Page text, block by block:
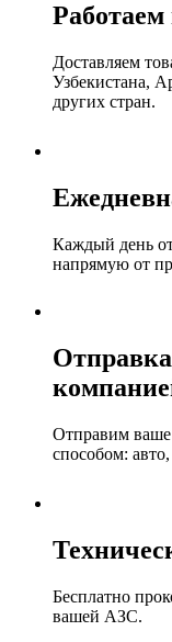
Доставляем
Узбекистана,
других стран.
Каждый день
напрямую от
Отправим ваше
способом:
Бесплатно
вашей АЗС.